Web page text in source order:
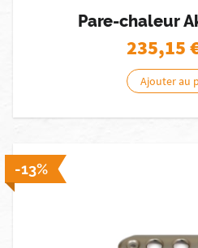
Pare-chaleur
235,15
Ajouter au
-13%